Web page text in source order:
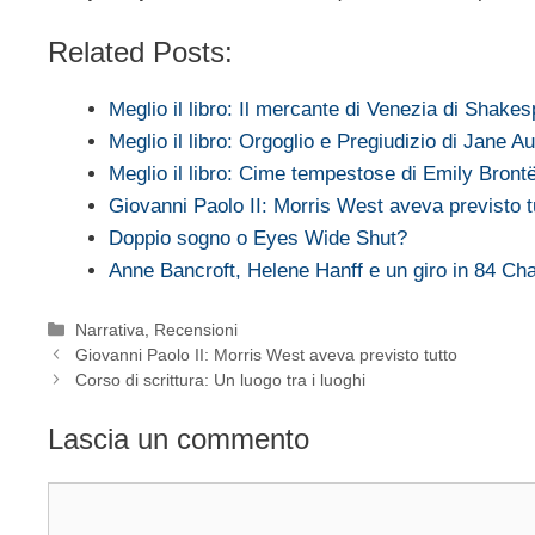
Related Posts:
Meglio il libro: Il mercante di Venezia di
Meglio il libro: Orgoglio e Pregiudizio di Jane
Meglio il libro: Cime tempestose di Emily
Giovanni Paolo II: Morris West aveva previsto
Doppio sogno o Eyes Wide Shut?
Anne Bancroft, Helene Hanff e un giro in 84
Categorie
Narrativa
Recensioni
Giovanni Paolo II: Morris West aveva previsto tutto
Corso di scrittura: Un luogo tra i luoghi
Lascia un commento